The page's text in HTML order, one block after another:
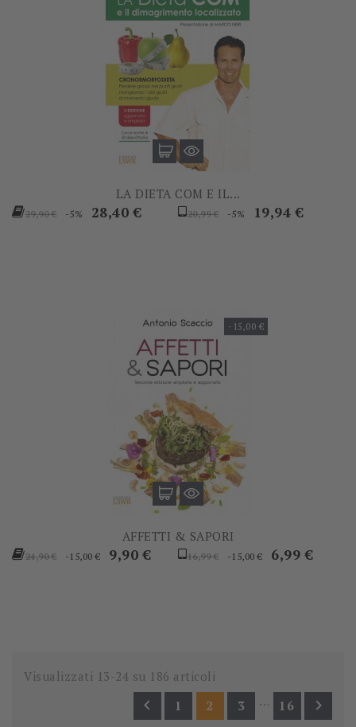
LA DIETA COM E IL...
Prezzo
29,90 € -5% Prezzo
28,40 €
Prezzo
20,99 € -5% Prezzo
19,94 €
-15,00 €
AFFETTI & SAPORI
Prezzo
24,90 € -15,00 € Prezzo
9,90 €
Prezzo
16,99 € -15,00 € Prezzo
6,99 €
Visualizzati 13-24 su 186 articoli
 1 2 3 … 16 